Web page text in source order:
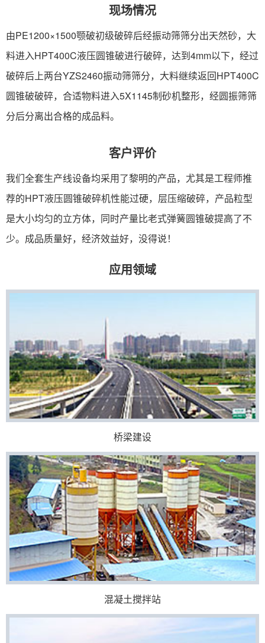
现场情况
由PE1200×1500颚破初级破碎后经振动筛筛分出天然砂，大
料进入HPT400C液压圆锥破进行破碎，达到4mm以下，经过
破碎后上两台YZS2460振动筛筛分，大料继续返回HPT400C
圆锥破破碎，合适物料进入5X1145制砂机整形，经圆振筛筛
分后分离出合格的成品料。
客户评价
我们全套生产线设备均采用了黎明的产品，尤其是工程师推
荐的HPT液压圆锥破碎机性能过硬，层压缩破碎，产品粒型
是大小均匀的立方体，同时产量比老式弹簧圆锥破提高了不
少。成品质量好，经济效益好，没得说！
应用领域
桥梁建设
混凝土搅拌站